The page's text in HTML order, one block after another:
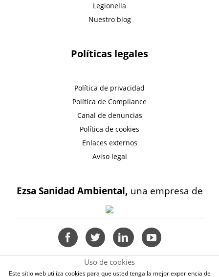
Legionella
Nuestro blog
Políticas legales
Política de privacidad
Política de Compliance
Canal de denuncias
Política de cookies
Enlaces externos
Aviso legal
Ezsa Sanidad Ambiental, una empresa de
Uso de cookies
Este sitio web utiliza cookies para que usted tenga la mejor experiencia de